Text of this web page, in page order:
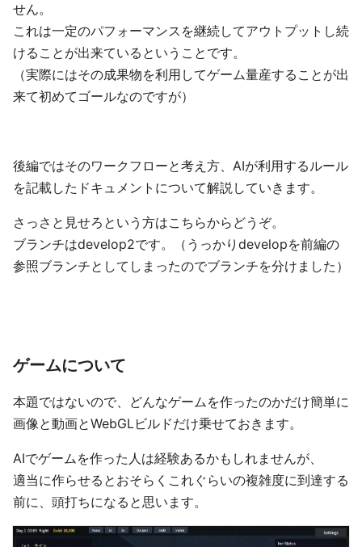
せん。
これは一定のパフォーマンスを継続してアウトプットし続
けることが出来ているということです。
（実際にはその成果物を利用してゲーム量産することが出
来て初めてゴールなのですが）
後編ではそのワークフローと考え方、AIが利用するルール
を記載したドキュメントについて解説していきます。
さっさと見せろという方はこちらからどうぞ。
ブランチはdevelop2です。（うっかりdevelopを前編の
参照ブランチとしてしまったのでブランチを分けました）
ゲームについて
本題ではないので、どんなゲームを作ったのかだけ簡単に
画像と動画とWebGLビルドだけ乗せておきます。
AIでゲームを作った人は経験あるかもしれませんが、
適当に作らせるとおそらくこれぐらいの複雑度に到達する
前に、頭打ちになると思います。